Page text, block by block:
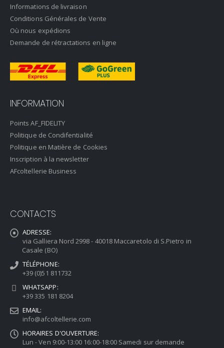
Informations de livraison
Conditions Générales de Vente
Où nous expédions
Demande de rétractations en ligne
INFORMATION
Points AF_FIDELITY
Politique de Condifentialité
Politique en Matière de Cookies
Inscription à la newsletter
AFcoltellerie Business
CONTACTS
ADRESSE:
via Galliera Nord 2998 - 40018 Maccaretolo di S.Pietro in
Casale (BO)
TÉLÉPHONE:
+39 (0)51 811732
WHATSAPP:
+39 335 181 8204
EMAIL:
info@afcoltellerie.com
HORAIRES D'OUVERTURE:
Lun - Ven 9:00-13:00 16:00-18:00 Samedi sur demande